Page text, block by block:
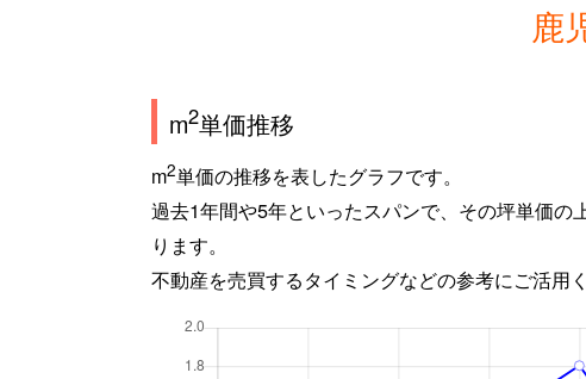
鹿
m2単価推移
m2単価の推移を表したグラフです。
過去1年間や5年といったスパンで、その坪単価の
ります。
不動産を売買するタイミングなどの参考にご活用く